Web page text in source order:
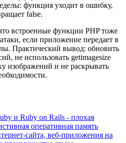
функция уходит в ошибку,
false.
встроенные функции PHP тоже
если приложение передает в
Практический вывод: обновить
не использовать getimagesize
изображений и не раскрывать
и Ruby on Rails - плохая
оперативная память
сайта, веб-приложения на